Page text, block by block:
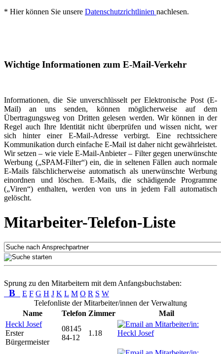
* Hier können Sie unsere Datenschutzrichtlinien nachlesen.
Wichtige Informationen zum E-Mail-Verkehr
Informationen, die Sie unverschlüsselt per Elektronische Post (E-
Mail) an uns senden, können möglicherweise auf dem
Übertragungsweg von Dritten gelesen werden. Wir können in der
Regel auch Ihre Identität nicht überprüfen und wissen nicht, wer
sich hinter einer E-Mail-Adresse verbirgt. Eine rechtssichere
Kommunikation durch einfache E-Mail ist daher nicht gewährleistet.
Wir setzen – wie viele E-Mail-Anbieter – Filter gegen unerwünschte
Werbung („SPAM-Filter“) ein, die in seltenen Fällen auch normale
E-Mails fälschlicherweise automatisch als unerwünschte Werbung
einordnen und löschen. E-Mails, die schädigende Programme
(„Viren“) enthalten, werden von uns in jedem Fall automatisch
gelöscht.
Mitarbeiter-Telefon-Liste
Sprung zu den Mitarbeitern mit dem Anfangsbuchstaben:
B E F G H J K L M O R S W
Telefonliste der Mitarbeiter/innen der Verwaltung
Name
Telefon Zimmer
Mail
Heckl Josef
Erster
Bürgermeister
08145
84-12
1.18